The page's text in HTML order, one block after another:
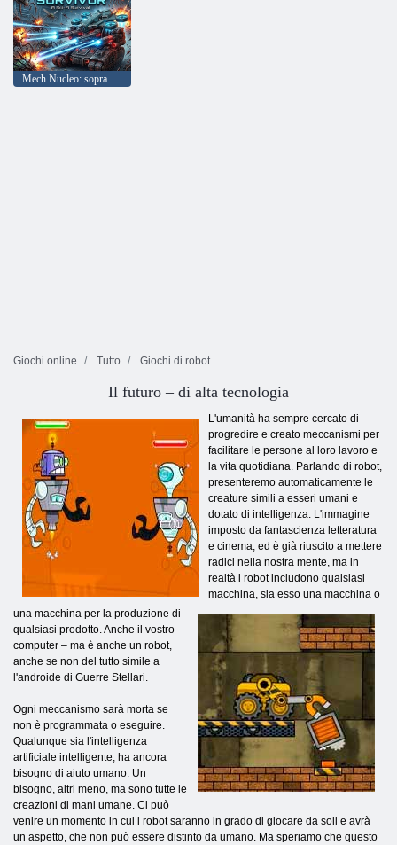
Mech Nucleo: sopravvissuto
Giochi online Tutto Giochi di robot
Il futuro – di alta tecnologia
L'umanità ha sempre cercato di
progredire e creato meccanismi per
facilitare le persone al loro lavoro e
la vita quotidiana. Parlando di robot,
presenteremo automaticamente le
creature simili a esseri umani e
dotato di intelligenza. L'immagine
imposto da fantascienza letteratura
e cinema, ed è già riuscito a mettere
radici nella nostra mente, ma in
realtà i robot includono qualsiasi
macchina, sia esso una macchina o
una macchina per la produzione di
qualsiasi prodotto. Anche il vostro
computer – ma è anche un robot,
anche se non del tutto simile a
l'androide di Guerre Stellari.
Ogni meccanismo sarà morta se
non è programmata o eseguire.
Qualunque sia l'intelligenza
artificiale intelligente, ha ancora
bisogno di aiuto umano. Un
bisogno, altri meno, ma sono tutte le
creazioni di mani umane. Ci può
venire un momento in cui i robot saranno in grado di giocare da soli e avrà
un aspetto, che non può essere distinto da umano. Ma speriamo che questo